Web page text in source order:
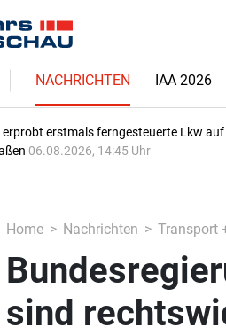
NACHRICHTEN IAA 2026
erstmals ferngesteuerte Lkw auf
06.08.2026, 14:45 Uhr
Home Nachrichten Transport
sind